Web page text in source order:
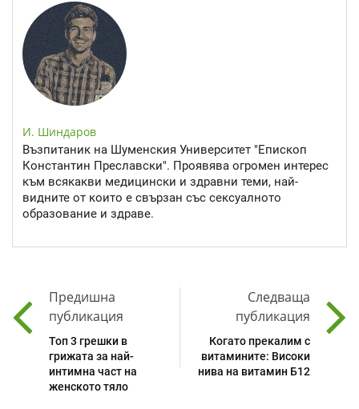
И. Шиндаров
Възпитаник на Шуменския Университет "Епископ
Константин Преславски". Проявява огромен интерес
към всякакви медицински и здравни теми, най-
видните от които е свързан със сексуалното
образование и здраве.
Предишна
публикация
Топ 3 грешки в
грижата за най-
интимна част на
женското тяло
Следваща
публикация
Когато прекалим с
витамините: Високи
нива на витамин Б12